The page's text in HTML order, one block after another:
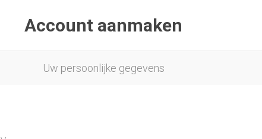
Account aanmaken
Uw persoonlijke gegevens